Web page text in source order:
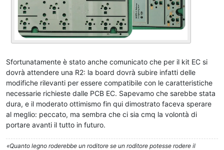
Sfortunatamente è stato anche comunicato che per il kit EC si
dovrà attendere una R2: la board dovrà subire infatti delle
modifiche rilevanti per essere compatibile con le caratteristiche
necessarie richieste dalle PCB EC. Sapevamo che sarebbe stata
dura, e il moderato ottimismo fin qui dimostrato faceva sperare
al meglio: peccato, ma sembra che ci sia cmq la volontà di
portare avanti il tutto in futuro.
«Quanto legno roderebbe un roditore se un roditore potesse rodere il